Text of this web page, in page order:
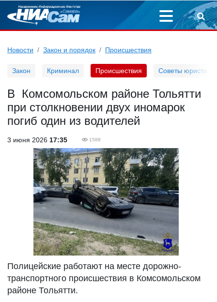
Новости Закон и порядок Происшествия
Закон Криминал Происшествия Советы юриста
В Комсомольском районе Тольятти
при столкновении двух иномарок
погиб один из водителей
3 июня 2026 17:35 1588
Полицейские работают на месте дорожно-
транспортного происшествия в Комсомольском
районе Тольятти.